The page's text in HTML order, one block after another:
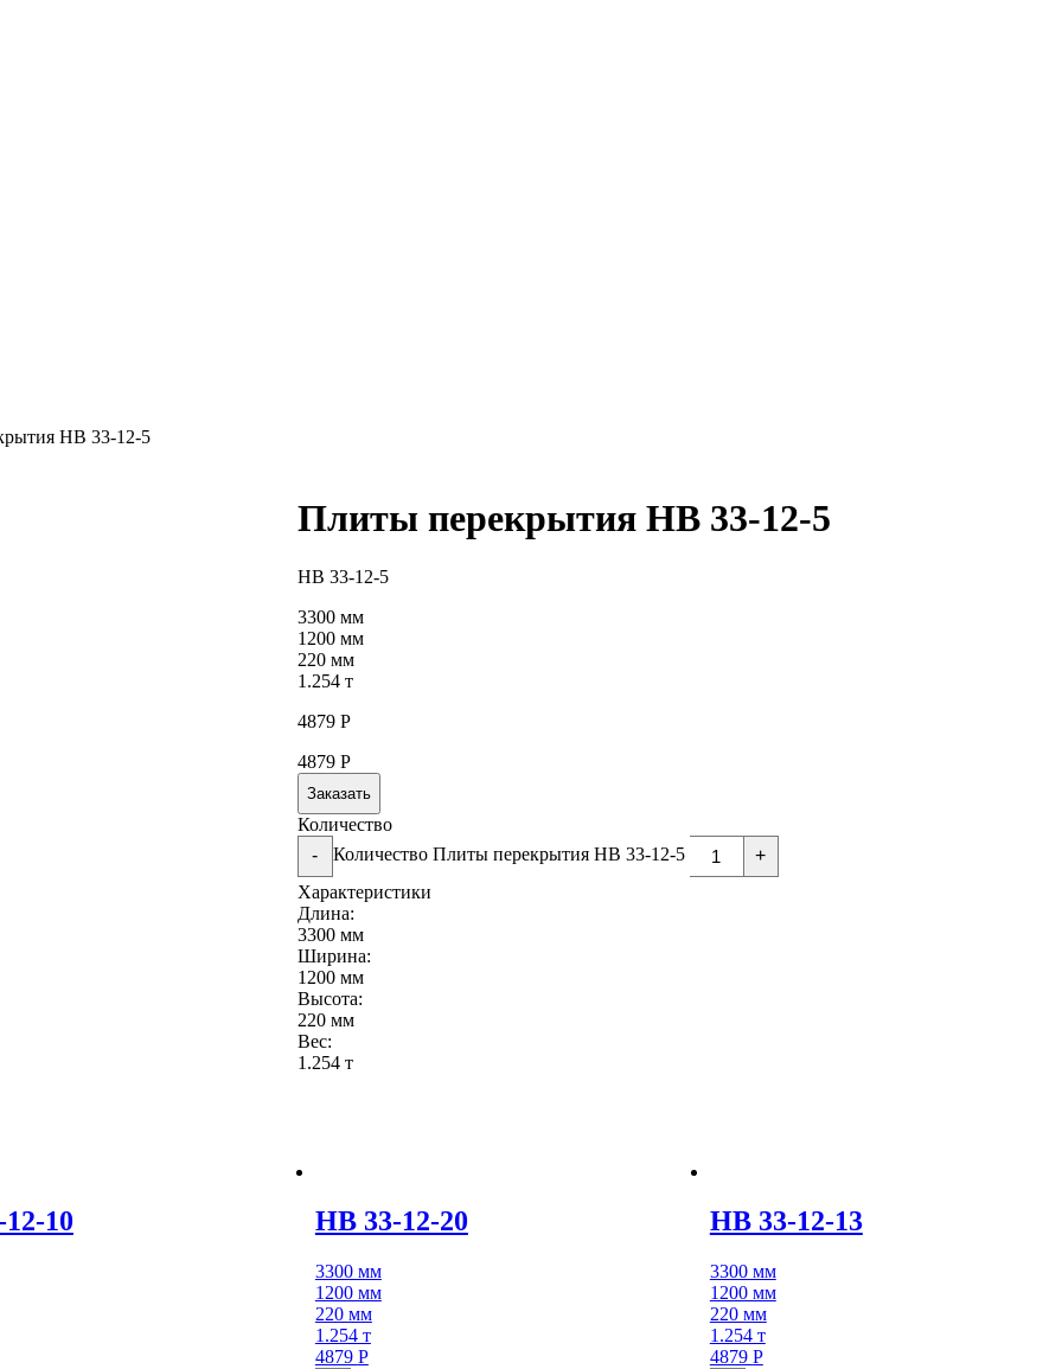
НВ 33-12-5
Плиты перекрытия НВ 33-12-5
НВ 33-12-5
3300 мм
1200 мм
220 мм
1.254 т
4879 Р
4879 Р
Заказать
Количество
-
Количество Плиты перекрытия НВ 33-12-5
+
Характеристики
Длина:
3300 мм
Ширина:
1200 мм
Высота:
220 мм
Вес:
1.254 т
10 НВ 33-12-20
3300 мм
1200 мм
220 мм
1.254 т
4879 Р
НВ 33-12-13
3300 мм
1200 мм
220 мм
1.254 т
4879 Р